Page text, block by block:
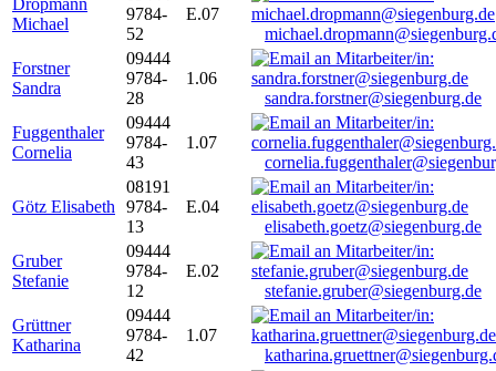
Dropmann
Michael
9784-
52
E.07
Forstner
Sandra
09444
9784-
28
1.06
sandra.forstner@siegenburg.de
Fuggenthaler
Cornelia
09444
9784-
43
1.07
Götz Elisabeth
08191
9784-
13
E.04
elisabeth.goetz@siegenburg.de
Gruber
Stefanie
09444
9784-
12
E.02
stefanie.gruber@siegenburg.de
Grüttner
Katharina
09444
9784-
42
1.07